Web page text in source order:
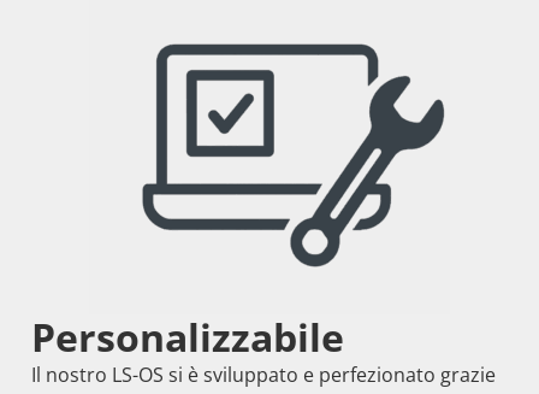
Personalizzabile
Il nostro LS-OS si è sviluppato e perfezionato grazie